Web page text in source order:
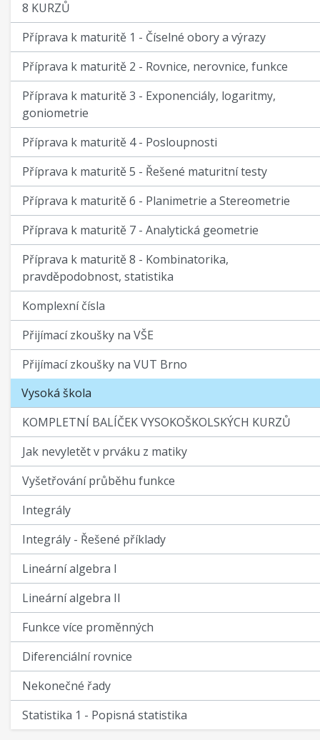
8 KURZŮ
Příprava k maturitě 1 - Číselné obory a výrazy
Příprava k maturitě 2 - Rovnice, nerovnice, funkce
Příprava k maturitě 3 - Exponenciály, logaritmy,
goniometrie
Příprava k maturitě 4 - Posloupnosti
Příprava k maturitě 5 - Řešené maturitní testy
Příprava k maturitě 6 - Planimetrie a Stereometrie
Příprava k maturitě 7 - Analytická geometrie
Příprava k maturitě 8 - Kombinatorika,
pravděpodobnost, statistika
Komplexní čísla
Přijímací zkoušky na VŠE
Přijímací zkoušky na VUT Brno
Vysoká škola
KOMPLETNÍ BALÍČEK VYSOKOŠKOLSKÝCH KURZŮ
Jak nevyletět v prváku z matiky
Vyšetřování průběhu funkce
Integrály
Integrály - Řešené příklady
Lineární algebra I
Lineární algebra II
Funkce více proměnných
Diferenciální rovnice
Nekonečné řady
Statistika 1 - Popisná statistika